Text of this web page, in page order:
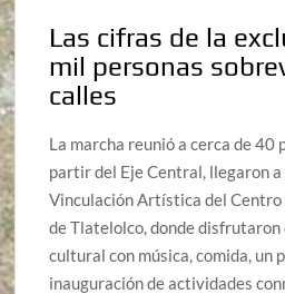
Las cifras de la
mil personas
calles
La marcha reunió a cerca de
partir del Eje Central, llegaron a
Vinculación Artística del
de Tlatelolco, donde disfrutaron
cultural con música, comida, un
inauguración de actividades